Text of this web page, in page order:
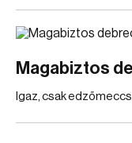
Magabiztos
Igaz, csak